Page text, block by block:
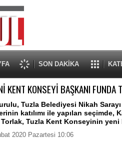
SON DAKİKA
KENT KONSEYİ BAŞKANI FUNDA
Tuzla Belediyesi Nikah
katılımı ile yapılan seçimde,
Torlak, Tuzla Kent Konseyinin yeni
2020 Pazartesi 10:06